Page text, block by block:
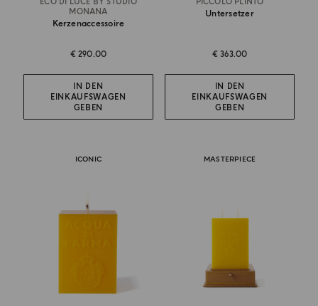
ECO DI LUCE BY STUDIO
MONANA
Kerzenaccessoire
€ 290.00
IN DEN
EINKAUFSWAGEN
GEBEN
PICCOLO PLINTO
Untersetzer
€ 363.00
IN DEN
EINKAUFSWAGEN
GEBEN
ICONIC MASTERPIECE